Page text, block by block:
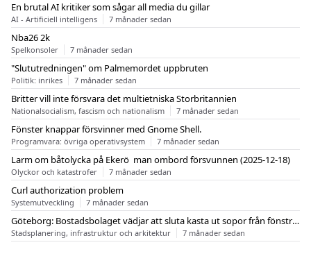
En brutal AI kritiker som sågar all media du gillar
AI - Artificiell intelligens 7 månader sedan
Nba26 2k
Spelkonsoler 7 månader sedan
"Slututredningen" om Palmemordet uppbruten
Politik: inrikes 7 månader sedan
Britter vill inte försvara det multietniska Storbritannien
Nationalsocialism, fascism och nationalism 7 månader sedan
Fönster knappar försvinner med Gnome Shell.
Programvara: övriga operativsystem 7 månader sedan
Larm om båtolycka på Ekerö  man ombord försvunnen (2025-12-18)
Olyckor och katastrofer 7 månader sedan
Curl authorization problem
Systemutveckling 7 månader sedan
Göteborg: Bostadsbolaget vädjar att sluta kasta ut sopor från fönstren
Stadsplanering, infrastruktur och arkitektur 7 månader sedan